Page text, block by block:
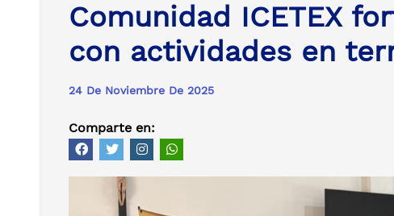
Comunidad ICETEX
con actividades en
24 De Noviembre De 2025
Comparte en: